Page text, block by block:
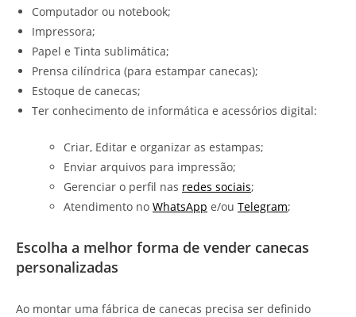
Computador ou notebook;
Impressora;
Papel e Tinta sublimática;
Prensa cilíndrica (para estampar canecas);
Estoque de canecas;
Ter conhecimento de informática e acessórios digital:
Criar, Editar e organizar as estampas;
Enviar arquivos para impressão;
Gerenciar o perfil nas redes sociais;
Atendimento no WhatsApp e/ou Telegram;
Escolha a melhor forma de vender canecas
personalizadas
Ao montar uma fábrica de canecas precisa ser definido